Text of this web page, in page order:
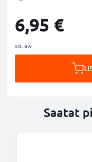
6,95 €
sis. alv
Saatat